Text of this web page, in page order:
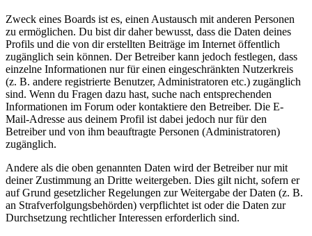
Zweck eines Boards ist es, einen Austausch mit anderen Personen
zu ermöglichen. Du bist dir daher bewusst, dass die Daten deines
Profils und die von dir erstellten Beiträge im Internet öffentlich
zugänglich sein können. Der Betreiber kann jedoch festlegen, dass
einzelne Informationen nur für einen eingeschränkten Nutzerkreis
(z. B. andere registrierte Benutzer, Administratoren etc.) zugänglich
sind. Wenn du Fragen dazu hast, suche nach entsprechenden
Informationen im Forum oder kontaktiere den Betreiber. Die E-
Mail-Adresse aus deinem Profil ist dabei jedoch nur für den
Betreiber und von ihm beauftragte Personen (Administratoren)
zugänglich.
Andere als die oben genannten Daten wird der Betreiber nur mit
deiner Zustimmung an Dritte weitergeben. Dies gilt nicht, sofern er
auf Grund gesetzlicher Regelungen zur Weitergabe der Daten (z. B.
an Strafverfolgungsbehörden) verpflichtet ist oder die Daten zur
Durchsetzung rechtlicher Interessen erforderlich sind.